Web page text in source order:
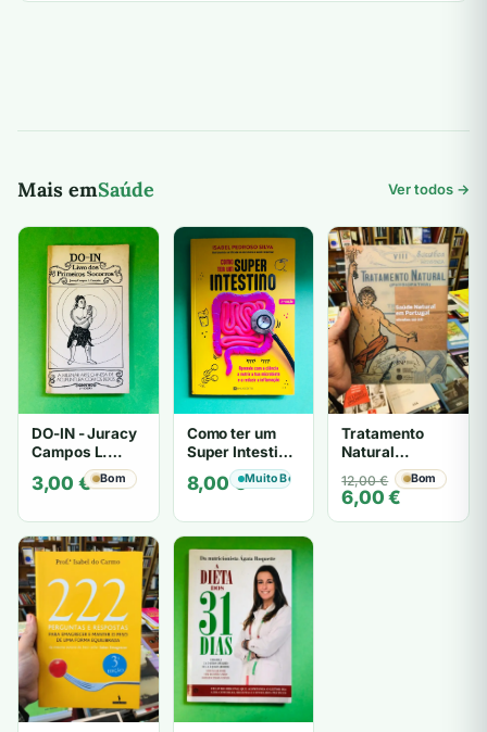
Mais emSaúde Ver todos →
DO-IN - Juracy
Campos L.
Cancado
3,00 € Bom
Como ter um
Super Intestino
- ISABEL
PEDROSO
8,00€Muito Bom
Tratamento
Natural
(Physiopathia)
- Desconhecido
12,00€
O
preço
original
6,00€
O
preço
atual
Bom